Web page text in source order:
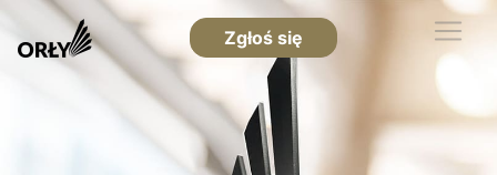
Zgłoś się